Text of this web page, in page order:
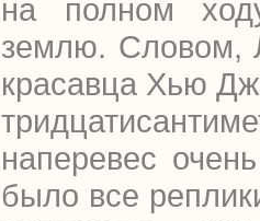
на полном
землю. Словом,
красавца Хью
наперевес
было все